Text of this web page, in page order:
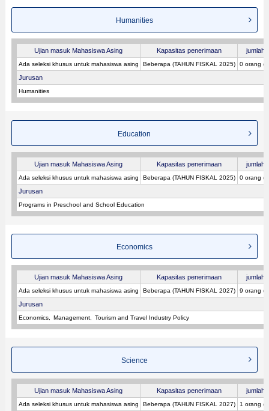
Humanities
Ujian masuk Mahasiswa Asing Kapasitas penerimaan jumlah
Ada seleksi khusus untuk mahasiswa asing Beberapa (TAHUN FISKAL 2025) 0 orang
Jurusan
Humanities
Education
Ujian masuk Mahasiswa Asing Kapasitas penerimaan jumlah
Ada seleksi khusus untuk mahasiswa asing Beberapa (TAHUN FISKAL 2025) 0 orang
Jurusan
Programs in Preschool and School Education
Economics
Ujian masuk Mahasiswa Asing Kapasitas penerimaan jumlah
Ada seleksi khusus untuk mahasiswa asing Beberapa (TAHUN FISKAL 2027) 9 orang
Jurusan
Economics Management Tourism and Travel Industry Policy
Science
Ujian masuk Mahasiswa Asing Kapasitas penerimaan jumlah
Ada seleksi khusus untuk mahasiswa asing Beberapa (TAHUN FISKAL 2027) 1 orang